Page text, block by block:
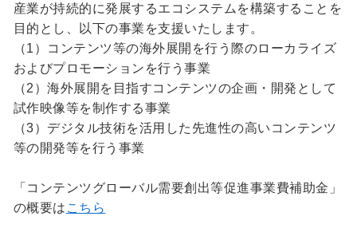
産業が持続的に発展するエコシステムを構築することを
目的とし、以下の事業を支援いたします。
（1）コンテンツ等の海外展開を行う際のローカライズ
およびプロモーションを行う事業
（2）海外展開を目指すコンテンツの企画・開発として
試作映像等を制作する事業
（3）デジタル技術を活用した先進性の高いコンテンツ
等の開発等を行う事業
「コンテンツグローバル需要創出等促進事業費補助金」
の概要は こちら